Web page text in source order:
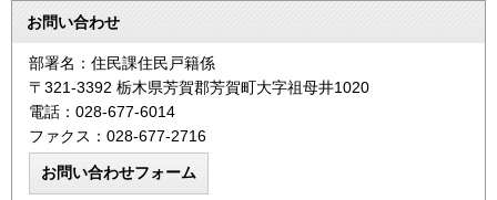
お問い合わせ
部署名：住民課住民戸籍係
〒321-3392 栃木県芳賀郡芳賀町大字祖母井1020
電話：028-677-6014
ファクス：028-677-2716